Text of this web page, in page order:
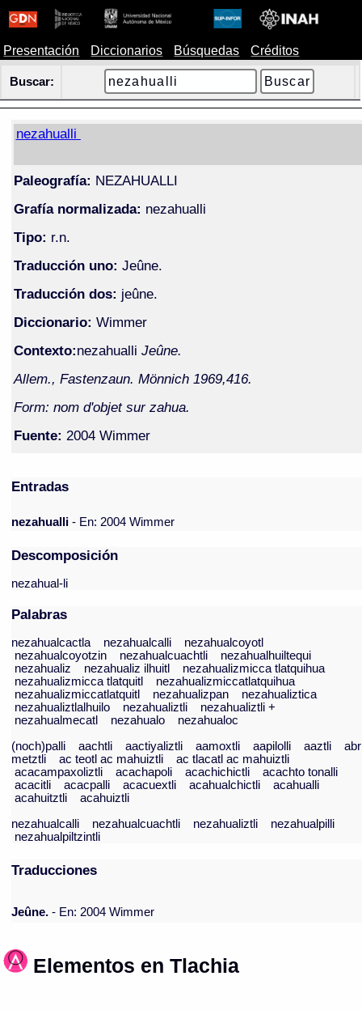
Presentación Diccionarios Búsquedas Créditos
Buscar:
nezahualli
Paleografía: NEZAHUALLI
Grafía normalizada: nezahualli
Tipo: r.n.
Traducción uno: Jeûne.
Traducción dos: jeûne.
Diccionario: Wimmer
Contexto:nezahualli Jeûne.
Allem., Fastenzaun. Mönnich 1969,416.
Form: nom d'objet sur zahua.
Fuente: 2004 Wimmer
Entradas
nezahualli- En: 2004 Wimmer
Descomposición
nezahual-li
Palabras
nezahualcactla nezahualcalli
nezahualcoyotl
nezahualcoyotzin
nezahualcuachtli
nezahualhuiltequi
nezahualiz
nezahualiz ilhuitl
nezahualizmicca tlatquihua
nezahualizmicca tlatquitl
nezahualizmiccatlatquihua
nezahualizmiccatlatquitl
nezahualizpan
nezahualiztica
nezahualiztlalhuilo
nezahualiztli
nezahualiztli +
nezahualmecatl
nezahualo
nezahualoc
(noch)palli
aachtli aactiyaliztli aamoxtli aapilolli aaztli
metztli
ac teotl ac mahuiztli
ac tlacatl ac mahuiztli
acacampaxoliztli
acachapoli acachichictli
acachto tonalli
acacitli
acacpalli acacuextli acahualchictli
acahualli
acahuitztli
acahuiztli
nezahualcalli
nezahualcuachtli nezahualiztli
nezahualpilli
nezahualpiltzintli
Traducciones
Jeûne. - En: 2004 Wimmer
Elementos en Tlachia